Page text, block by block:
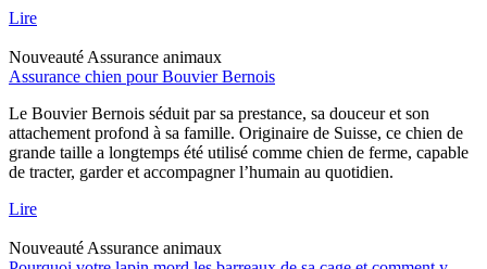
Lire
Nouveauté Assurance animaux
Assurance chien pour Bouvier Bernois
Le Bouvier Bernois séduit par sa prestance, sa douceur et son
attachement profond à sa famille. Originaire de Suisse, ce chien de
grande taille a longtemps été utilisé comme chien de ferme, capable
de tracter, garder et accompagner l’humain au quotidien.
Lire
Nouveauté Assurance animaux